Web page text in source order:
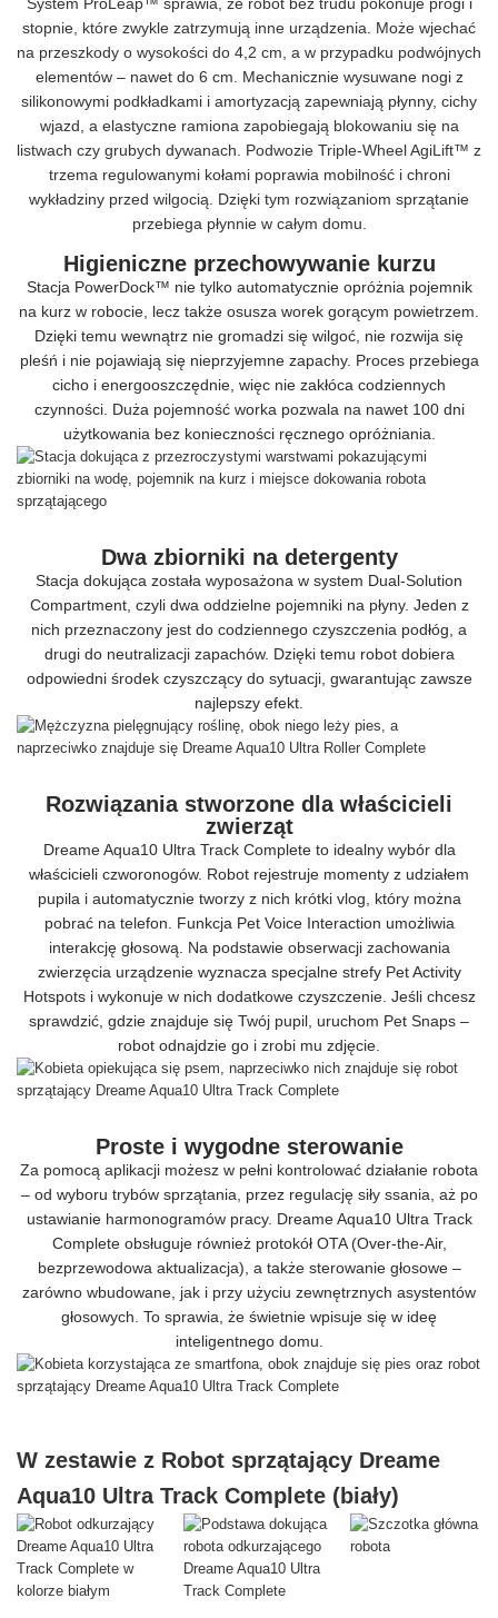
stopnie, które zwykle zatrzymują inne urządzenia. Może wjechać
na przeszkody o wysokości do 4,2 cm, a w przypadku podwójnych
elementów – nawet do 6 cm. Mechanicznie wysuwane nogi z
silikonowymi podkładkami i amortyzacją zapewniają płynny, cichy
wjazd, a elastyczne ramiona zapobiegają blokowaniu się na
listwach czy grubych dywanach. Podwozie Triple-Wheel AgiLift™ z
trzema regulowanymi kołami poprawia mobilność i chroni
wykładziny przed wilgocią. Dzięki tym rozwiązaniom sprzątanie
przebiega płynnie w całym domu.
Higieniczne przechowywanie kurzu
Stacja PowerDock™ nie tylko automatycznie opróżnia pojemnik
na kurz w robocie, lecz także osusza worek gorącym powietrzem.
Dzięki temu wewnątrz nie gromadzi się wilgoć, nie rozwija się
pleśń i nie pojawiają się nieprzyjemne zapachy. Proces przebiega
cicho i energooszczędnie, więc nie zakłóca codziennych
czynności. Duża pojemność worka pozwala na nawet 100 dni
użytkowania bez konieczności ręcznego opróżniania.
Dwa zbiorniki na detergenty
Stacja dokująca została wyposażona w system Dual-Solution
Compartment, czyli dwa oddzielne pojemniki na płyny. Jeden z
nich przeznaczony jest do codziennego czyszczenia podłóg, a
drugi do neutralizacji zapachów. Dzięki temu robot dobiera
odpowiedni środek czyszczący do sytuacji, gwarantując zawsze
najlepszy efekt.
Rozwiązania stworzone dla właścicieli
zwierząt
Dreame Aqua10 Ultra Track Complete to idealny wybór dla
właścicieli czworonogów. Robot rejestruje momenty z udziałem
pupila i automatycznie tworzy z nich krótki vlog, który można
pobrać na telefon. Funkcja Pet Voice Interaction umożliwia
interakcję głosową. Na podstawie obserwacji zachowania
zwierzęcia urządzenie wyznacza specjalne strefy Pet Activity
Hotspots i wykonuje w nich dodatkowe czyszczenie. Jeśli chcesz
sprawdzić, gdzie znajduje się Twój pupil, uruchom Pet Snaps –
robot odnajdzie go i zrobi mu zdjęcie.
Proste i wygodne sterowanie
Za pomocą aplikacji możesz w pełni kontrolować działanie robota
– od wyboru trybów sprzątania, przez regulację siły ssania, aż po
ustawianie harmonogramów pracy. Dreame Aqua10 Ultra Track
Complete obsługuje również protokół OTA (Over-the-Air,
bezprzewodowa aktualizacja), a także sterowanie głosowe –
zarówno wbudowane, jak i przy użyciu zewnętrznych asystentów
głosowych. To sprawia, że świetnie wpisuje się w ideę
inteligentnego domu.
W zestawie z Robot sprzątający Dreame
Aqua10 Ultra Track Complete (biały)